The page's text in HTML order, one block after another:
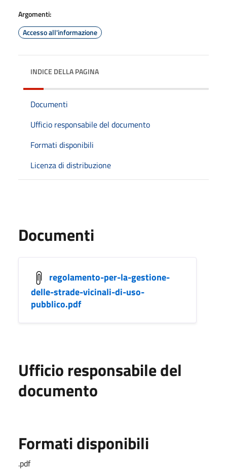
Argomenti:
Accesso all'informazione
INDICE DELLA PAGINA
Documenti
Ufficio responsabile del documento
Formati disponibili
Licenza di distribuzione
Documenti
regolamento-per-la-gestione-
delle-strade-vicinali-di-uso-
pubblico.pdf
Ufficio responsabile del
documento
Formati disponibili
.pdf